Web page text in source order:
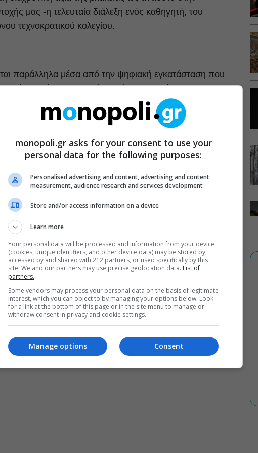
μας -η τελευταία διάλεξη ενός καθηγητή, του
τεχνοκρατικού κολεγίου.
παράλληλα μέσα από την ψηφιακή εγκατάσταση που
μορφές με θέμα τη βλακεία -από τον Σαρλώ στον Mr Bean
να καταλήξει σε μια προσωπική εξομολόγηση του
θεάτρου COMMEDIA στον συγγραφέα Σάκη
2009 (Σχολείον, 9-10 Ιουνίου), καθώς και σε
Κοζάνη, Χανιά, Λευκάδα κτλ.).
monopoli.gr asks for your consent to use your
personal data for the following purposes:
Personalised advertising and content, advertising and content
measurement, audience research and services development
Store and/or access information on a device
Learn more
Your personal data will be processed and information from your device
(cookies, unique identifiers, and other device data) may be stored by,
accessed by and shared with 212 partners, or used specifically by this
site. We and our partners may use precise geolocation data. List of
partners.
Some vendors may process your personal data on the basis of legitimate
interest, which you can object to by managing your options below. Look
for a link at the bottom of this page or in the site menu to manage or
withdraw consent in privacy and cookie settings.
Consent
Manage options